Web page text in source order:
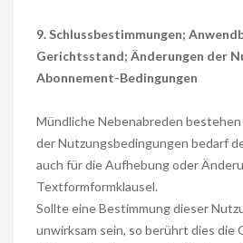
9. Schlussbestimmungen;
Gerichtsstand; Änderungen der
Abonnement-Bedingungen
Mündliche Nebenabreden
der Nutzungsbedingungen bedarf
auch für die Aufhebung oder
Textformformklausel.
Sollte eine Bestimmung dieser
unwirksam sein, so berührt dies die